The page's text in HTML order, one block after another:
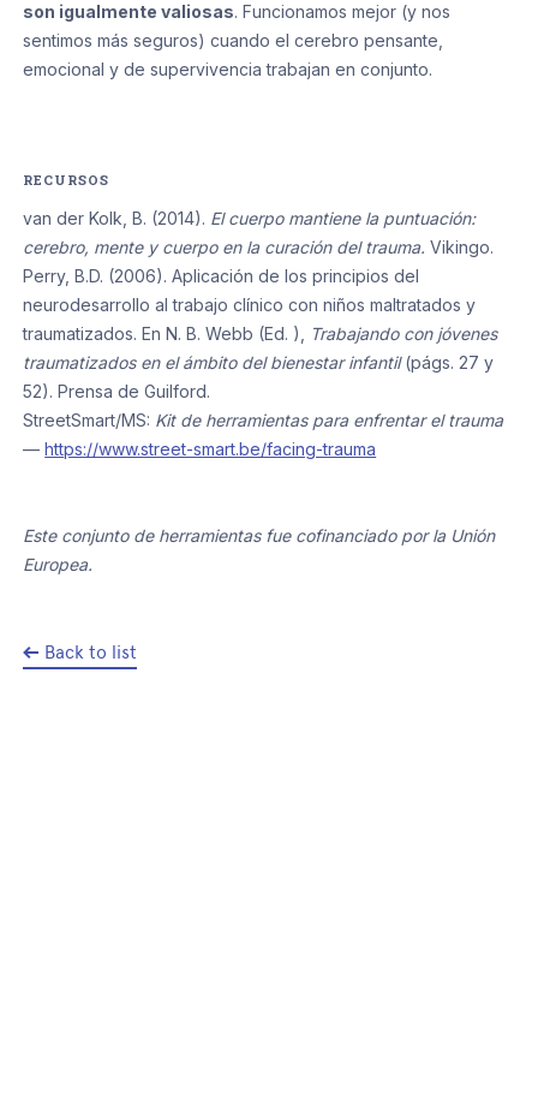
son igualmente valiosas. Funcionamos mejor (y nos
sentimos más seguros) cuando el cerebro pensante,
emocional y de supervivencia trabajan en conjunto.
RECURSOS
van der Kolk, B. (2014). El cuerpo mantiene la puntuación:
cerebro, mente y cuerpo en la curación del trauma. Vikingo.
Perry, B.D. (2006). Aplicación de los principios del
neurodesarrollo al trabajo clínico con niños maltratados y
traumatizados. En N. B. Webb (Ed. ),
Trabajando con jóvenes
traumatizados en el ámbito del bienestar infantil(págs. 27 y
52). Prensa de Guilford.
StreetSmart/MS: Kit de herramientas para enfrentar el trauma
—https://www.street-smart.be/facing-trauma
Este conjunto de herramientas fue cofinanciado por la Unión
Europea.
Back to list